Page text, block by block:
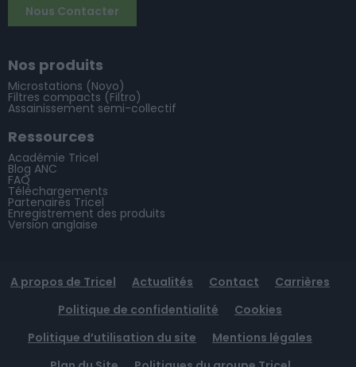
Nous Contacter
Nos produits
Microstations (Novo)
Filtres compacts (Filtro)
Assainissement semi-collectif
Ressources
Académie Tricel
Blog ANC
FAQ
Téléchargements
Partenaires Tricel
Enregistrement des produits
Version anglaise
A propos de Tricel Actualités Contact
Carrières
Politique de confidentialité
Cookies
Politique d’utilisation du site
Mentions légales